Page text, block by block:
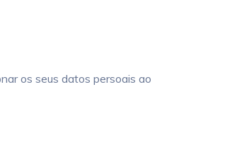
os seus datos persoais ao